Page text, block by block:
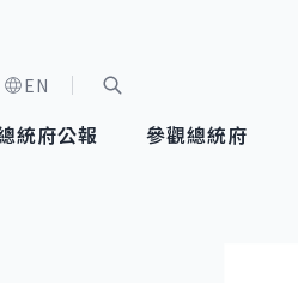
選單
EN
統府公報 參觀總統府